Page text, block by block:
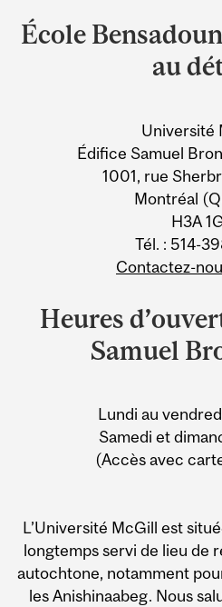
and
University
École
au
Université
Édifice Samuel
1001, rue
Montréal
H3A
Tél. : 514-
Contactez-
Heures
Samuel
Lundi au
Samedi et
(Accès avec
L’Université McGill est
longtemps servi de lieu de
autochtone, notamment
les Anishinaabeg. Nous